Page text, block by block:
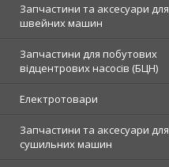
Запчастини та аксесуари для
швейних машин
Запчастини для побутових
відцентрових насосів (БЦН)
Електротовари
Запчастини та аксесуари для
сушильних машин